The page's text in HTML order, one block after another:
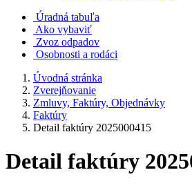
Úradná tabuľa
Ako vybaviť
Zvoz odpadov
Osobnosti a rodáci
Úvodná stránka
Zverejňovanie
Zmluvy, Faktúry, Objednávky
Faktúry
Detail faktúry 2025000415
Detail faktúry